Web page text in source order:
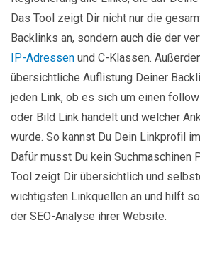
Das Tool zeigt Dir nicht nur die
Backlinks an, sondern auch die der
IP-Adressen und C-Klassen.
übersichtliche Auflistung Deiner
jeden Link, ob es sich um einen
oder Bild Link handelt und welcher
wurde. So kannst Du Dein Linkprofil
Dafür musst Du kein Suchmaschinen
Tool zeigt Dir übersichtlich und
wichtigsten Linkquellen an und hilft
der SEO-Analyse ihrer Website.